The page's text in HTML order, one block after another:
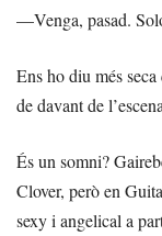
—Venga, pasad.
Ens ho diu més
de davant de
És un somni?
Clover, però en
sexy i angelical a